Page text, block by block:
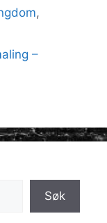
,
–
Søk